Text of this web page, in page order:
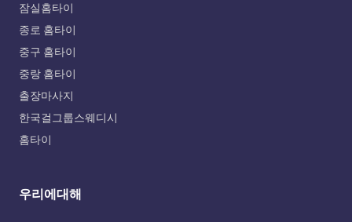
잠실홈타이
종로 홈타이
중구 홈타이
중랑 홈타이
출장마사지
한국걸그룹스웨디시
홈타이
우리에대해